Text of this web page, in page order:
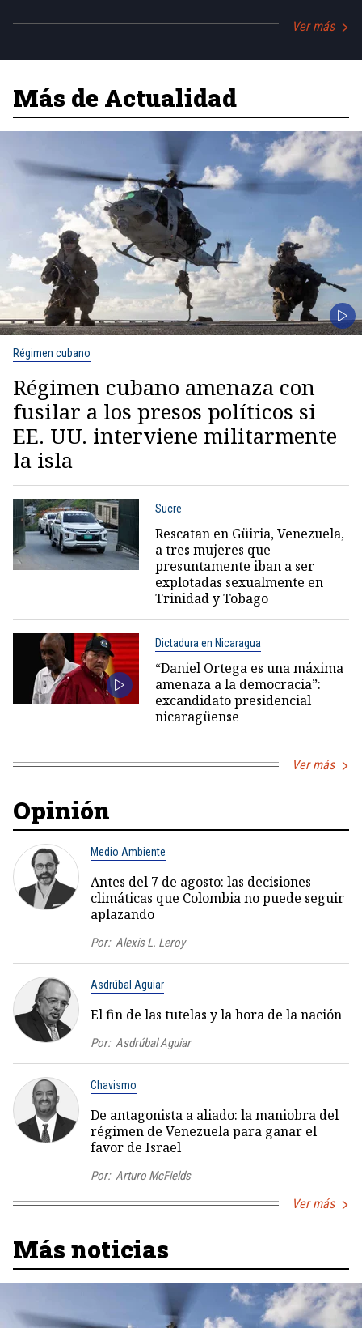
Ver más
Más de Actualidad
Régimen cubano
Régimen cubano amenaza con
fusilar a los presos políticos si
EE. UU. interviene militarmente
la isla
Sucre
Rescatan en Güiria, Venezuela,
a tres mujeres que
presuntamente iban a ser
explotadas sexualmente en
Trinidad y Tobago
Dictadura en Nicaragua
“Daniel Ortega es una máxima
amenaza a la democracia”:
excandidato presidencial
nicaragüense
Ver más
Opinión
Medio Ambiente
Antes del 7 de agosto: las decisiones
climáticas que Colombia no puede seguir
aplazando
Por: Alexis L. Leroy
Asdrúbal Aguiar
El fin de las tutelas y la hora de la nación
Por: Asdrúbal Aguiar
Chavismo
De antagonista a aliado: la maniobra del
régimen de Venezuela para ganar el
favor de Israel
Por: Arturo McFields
Ver más
Más noticias